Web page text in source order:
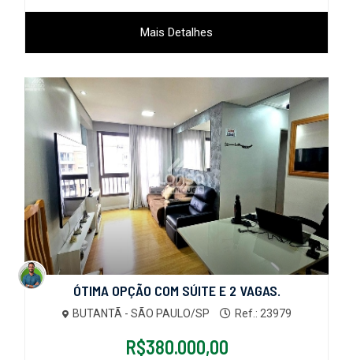
Mais Detalhes
ÓTIMA OPÇÃO COM SÚITE E 2 VAGAS.
BUTANTÃ - SÃO PAULO/SP Ref.: 23979
R$380.000,00